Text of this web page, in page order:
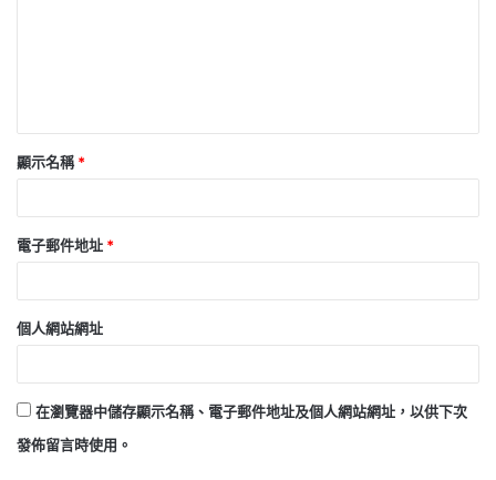
顯示名稱*
電子郵件地址 *
個人網站網址
在瀏覽器中儲存顯示名稱、電子郵件地址及個人網站網址，以供下次
發佈留言時使用。